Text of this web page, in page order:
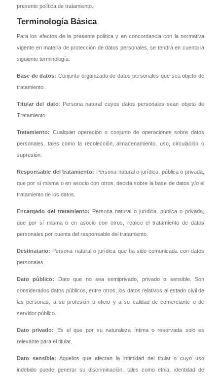
presente política de tratamiento.
Terminología Básica
Para los efectos de la presente política y en concordancia con la normativa
vigente en materia de protección de datos personales, se tendrá en cuenta la
siguiente terminología:
Base de datos: Conjunto organizado de datos personales que sea objeto de
tratamiento.
Titular del dato: Persona natural cuyos datos personales sean objeto de
Tratamiento.
Tratamiento: Cualquier operación o conjunto de operaciones sobre datos
personales, tales como la recolección, almacenamiento, uso, circulación o
supresión.
Responsable del tratamiento: Persona natural o jurídica, pública o privada,
que por sí misma o en asocio con otros, decida sobre la base de datos y/o el
tratamiento de los datos.
Encargado del tratamiento: Persona natural o jurídica, pública o privada,
que por sí misma o en asocio con otros, realice el tratamiento de datos
personales por cuenta del responsable del tratamiento.
Destinatario: Persona natural o jurídica que ha sido comunicada con datos
personales.
Dato público:
Dato que no sea semiprivado, privado o sensible. Son
considerados datos públicos, entre otros, los datos relativos al estado civil de
las personas, a su profesión u oficio y a su calidad de comerciante o de
servidor público.
Dato privado:
Es el que por su naturaleza íntima o reservada solo es
relevante para el titular.
Dato sensible: Aquellos que afectan la intimidad del titular o cuyo uso
indebido puede generar su discriminación, tales como etnia, identidad de